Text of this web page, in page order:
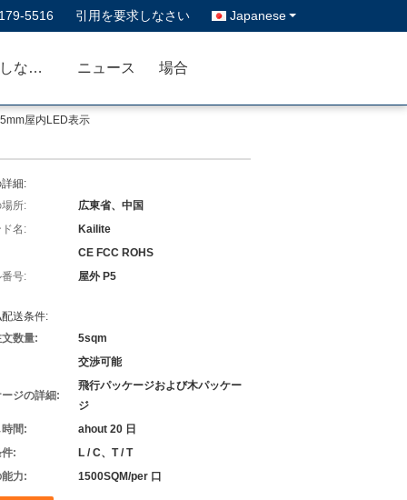
5516 引用を要求しなさい Japanese
私達に連絡しなさい ニュース 場合
屋内LED表示
細:
所:
広東省、中国
名:
Kailite
CE FCC ROHS
号:
屋外 P5
送条件:
数量:
5sqm
交渉可能
ジの詳細:
飛行パッケージおよび木パッケー
ジ
間:
ahout 20 日
:
L / C、T / T
力:
1500SQM/per 口